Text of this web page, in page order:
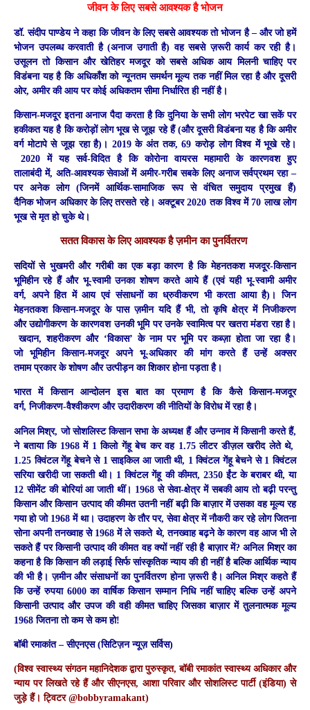
जीवन के लिए सबसे आवश्यक है भोजन
डॉ. संदीप पाण्डेय ने कहा कि जीवन के लिए सबसे आवश्यक तो भोजन है – और जो हमें
भोजन उपलब्ध करवाती है (अनाज उगाती है) वह सबसे ज़रूरी कार्य कर रही है।
उसूलन तो किसान और खेतिहर मजदूर को सबसे अधिक आय मिलनी चाहिए पर
विडंबना यह है कि अधिकाँश को न्यूनतम समर्थन मूल्य तक नहीं मिल रहा है और दूसरी
ओर, अमीर की आय पर कोई अधिकतम सीमा निर्धारित ही नहीं है।
किसान-मजदूर इतना अनाज पैदा करता है कि दुनिया के सभी लोग भरपेट खा सकें पर
हकीकत यह है कि करोड़ों लोग भूख से जूझ रहे हैं (और दूसरी विडंबना यह है कि अमीर
वर्ग मोटापे से जूझ रहा है)। 2019 के अंत तक, 69 करोड़ लोग विश्व में भूखे रहे।
2020 में यह सर्व-विदित है कि कोरोना वायरस महामारी के कारणवश हुए
तालाबंदी में, अति-आवश्यक सेवाओं में अमीर-गरीब सबके लिए अनाज सर्वप्रथम रहा –
पर अनेक लोग (जिनमें आर्थिक-सामाजिक रूप से वंचित समुदाय प्रमुख हैं)
दैनिक भोजन अधिकार के लिए तरसते रहे। अक्टूबर 2020 तक विश्व में 70 लाख लोग
भूख से मृत हो चुके थे।
सतत विकास के लिएआवश्यक हैज़मीन का पुनर्वितरण
सदियों से भुखमरी और गरीबी का एक बड़ा कारण है कि मेहनतकश मजदूर-किसान
भूमिहीन रहे हैं और भू-स्वामी उनका शोषण करते आये हैं (एवं यही भू-स्वामी अमीर
वर्ग, अपने हित में आय एवं संसाधनों का ध्रुवीकरण भी करता आया है)। जिन
मेहनतकश किसान-मजदूर के पास ज़मीन यदि हैं भी, तो कृषि क्षेत्र में निजीकरण
और उद्योगीकरण के कारणवश उनकी भूमि पर उनके स्वामित्व पर खतरा मंडरा रहा है।
खदान, शहरीकरण और ‘विकास’ के नाम पर भूमि पर कब्ज़ा होता जा रहा है।
जो भूमिहीन किसान-मजदूर अपने भू-अधिकार की मांग करते हैं उन्हें अक्सर
तमाम प्रकार के शोषण और उत्पीड़न का शिकार होना पड़ता है।
भारत में किसान आन्दोलन इस बात का प्रमाण है कि कैसे किसान-मजदूर
वर्ग, निजीकरण-वैश्वीकरण और उदारीकरण की नीतियों के विरोध में रहा है।
अनिल मिश्र, जो सोशलिस्ट किसान सभा के अध्यक्ष हैं और उन्नाव में किसानी करते हैं,
ने बताया कि 1968 में 1 किलो गेंहू बेच कर वह 1.75 लीटर डीज़ल खरीद लेते थे,
1.25 क्विंटल गेंहू बेचने से 1 साइकिल आ जाती थी, 1 क्विंटल गेंहू बेचने से 1 क्विंटल
सरिया खरीदी जा सकती थी। 1 क्विंटल गेंहू की कीमत, 2350 ईंट के बराबर थी, या
12 सीमेंट की बोरियां आ जाती थीं। 1968 से सेवा-क्षेत्र में सबकी आय तो बढ़ी परन्तु
किसान और किसान उत्पाद की कीमत उतनी नहीं बढ़ी कि बाज़ार में उसका वह मूल्य रह
गया हो जो 1968 में था। उदाहरण के तौर पर, सेवा क्षेत्र में नौकरी कर रहे लोग जितना
सोना अपनी तनख्वाह से 1968 में ले सकते थे, तनख्वाह बढ़ने के कारण वह आज भी ले
सकते हैं पर किसानी उत्पाद की कीमत वह क्यों नहीं रही है बाज़ार में? अनिल मिश्र का
कहना है कि किसान की लड़ाई सिर्फ सांस्कृतिक न्याय की ही नहीं है बल्कि आर्थिक न्याय
की भी है। ज़मीन और संसाधनों का पुनर्वितरण होना ज़रूरी है। अनिल मिश्र कहते हैं
कि उन्हें रुपया 6000 का वार्षिक किसान सम्मान निधि नहीं चाहिए बल्कि उन्हें अपने
किसानी उत्पाद और उपज की वही कीमत चाहिए जिसका बाज़ार में तुलनात्मक मूल्य
1968 जितना तो कम से कम हो!
बॉबी रमाकांत – सीएनएस (सिटिज़न न्यूज़ सर्विस)
(विश्व स्वास्थ्य संगठन महानिदेशक द्वारा पुरुस्कृत, बॉबी रमाकांत स्वास्थ्य अधिकार और
न्याय पर लिखते रहे हैं और सीएनएस, आशा परिवार और सोशलिस्ट पार्टी (इंडिया) से
जुड़े हैं। ट्विटर @bobbyramakant)